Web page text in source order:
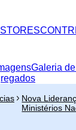
Galeria
Nova
Ministérios